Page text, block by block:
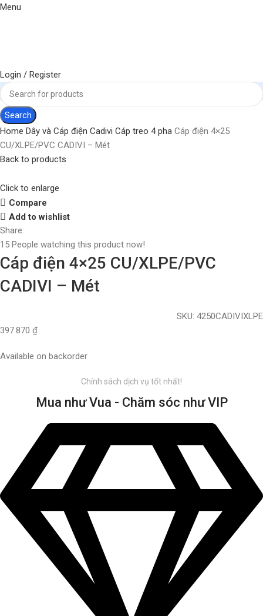
Menu
Login / Register
Search
Home Dây và Cáp điện Cadivi Cáp treo 4 pha Cáp điện 4×25
CU/XLPE/PVC CADIVI – Mét
Back to products
Click to enlarge
Compare
Add to wishlist
Share:
15 People watching this product now!
Cáp điện 4×25 CU/XLPE/PVC
CADIVI – Mét
SKU: 4250CADIVIXLPE
397.870 ₫
Available on backorder
Chính sách dịch vụ tốt nhất!
Mua như Vua - Chăm sóc như VIP